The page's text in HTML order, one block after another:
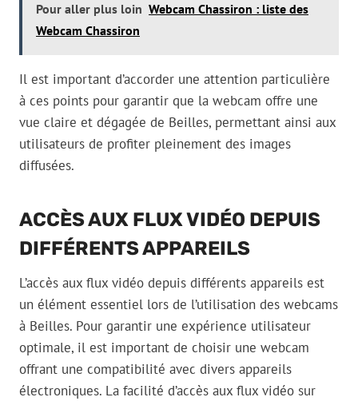
Pour aller plus loin Webcam Chassiron : liste des
Webcam Chassiron
Il est important d’accorder une attention particulière
à ces points pour garantir que la webcam offre une
vue claire et dégagée de Beilles, permettant ainsi aux
utilisateurs de profiter pleinement des images
diffusées.
ACCÈS AUX FLUX VIDÉO DEPUIS
DIFFÉRENTS APPAREILS
L’accès aux flux vidéo depuis différents appareils est
un élément essentiel lors de l’utilisation des webcams
à Beilles. Pour garantir une expérience utilisateur
optimale, il est important de choisir une webcam
offrant une compatibilité avec divers appareils
électroniques. La facilité d’accès aux flux vidéo sur